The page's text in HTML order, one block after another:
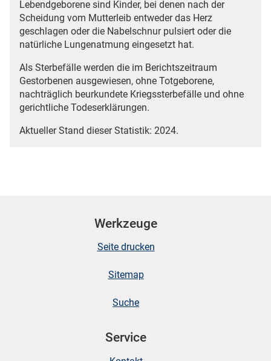
Lebendgeborene sind Kinder, bei denen nach der
Scheidung vom Mutterleib entweder das Herz
geschlagen oder die Nabelschnur pulsiert oder die
natürliche Lungenatmung eingesetzt hat.
Als Sterbefälle werden die im Berichtszeitraum
Gestorbenen ausgewiesen, ohne Totgeborene,
nachträglich beurkundete Kriegssterbefälle und ohne
gerichtliche Todeserklärungen.
Aktueller Stand dieser Statistik: 2024.
Werkzeuge
Seite drucken
Sitemap
Suche
Service